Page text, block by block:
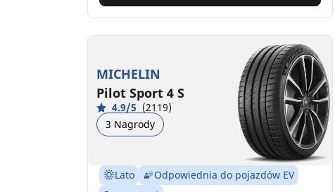
MICHELIN
Pilot Sport 4 S
4.9/5 (2119)
3 Nagrody
Lato
Odpowiednia do pojazdów EV